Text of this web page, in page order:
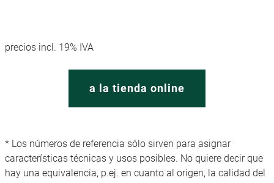
precios incl. 19% IVA
a la tienda online
* Los números de referencia sólo sirven para asignar
características técnicas y usos posibles. No quiere decir que
hay una equivalencia, p.ej. en cuanto al origen, la calidad del